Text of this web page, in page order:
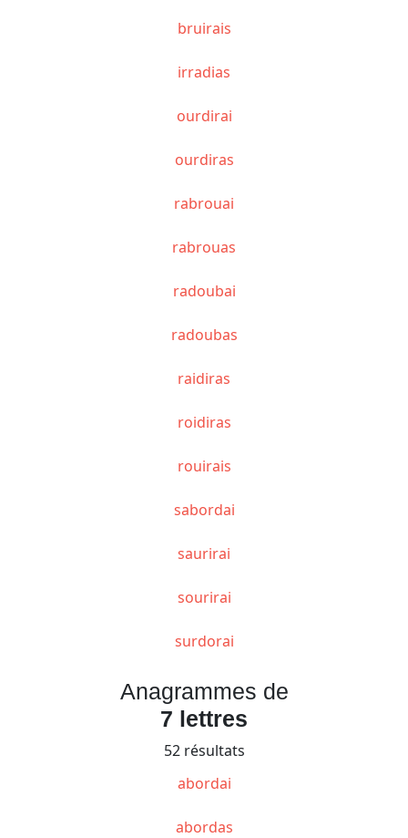
bruirais
irradias
ourdirai
ourdiras
rabrouai
rabrouas
radoubai
radoubas
raidiras
roidiras
rouirais
sabordai
saurirai
sourirai
surdorai
Anagrammes de
7 lettres
52 résultats
abordai
abordas